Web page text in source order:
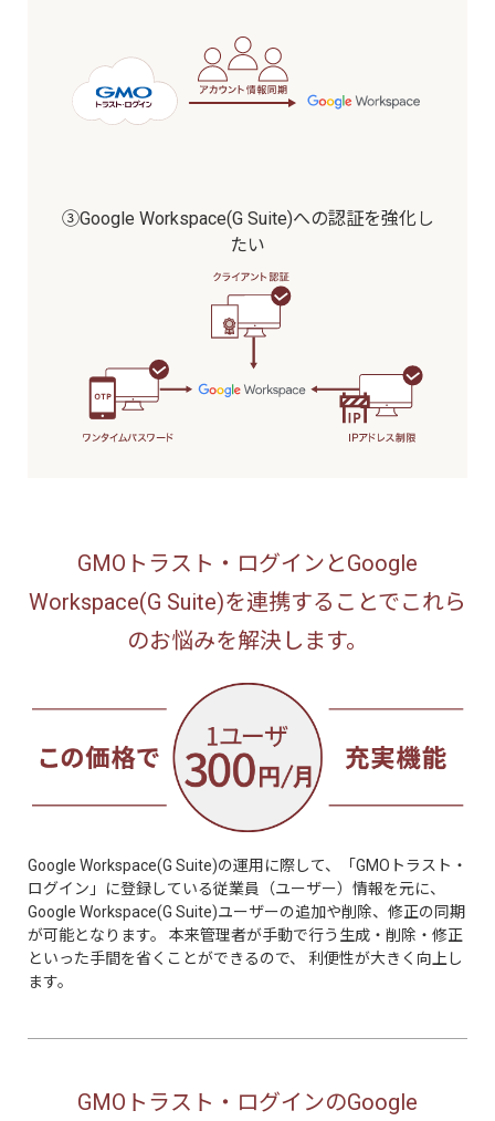
③Google Workspace(G Suite)への認証を強化し
たい
GMOトラスト・ログインとGoogle
Workspace(G Suite)を連携することでこれら
のお悩みを解決します。
Google Workspace(G Suite)の運用に際して、「GMOトラスト・
ログイン」に登録している従業員（ユーザー）情報を元に、
Google Workspace(G Suite)ユーザーの追加や削除、修正の同期
が可能となります。 本来管理者が手動で行う生成・削除・修正
といった手間を省くことができるので、 利便性が大きく向上し
ます。
GMOトラスト・ログインのGoogle